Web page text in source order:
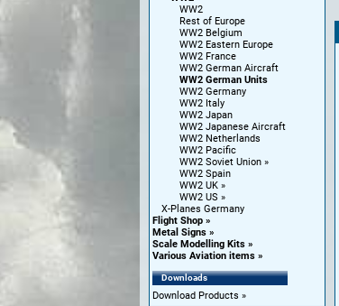
WW2
Rest of Europe
WW2 Belgium
WW2 Eastern Europe
WW2 France
WW2 German Aircraft
WW2 German Units
WW2 Germany
WW2 Italy
WW2 Japan
WW2 Japanese Aircraft
WW2 Netherlands
WW2 Pacific
WW2 Soviet Union
WW2 Spain
WW2 UK
WW2 US
X-Planes Germany
Flight Shop
Metal Signs
Scale Modelling Kits
Various Aviation items
Downloads
Download Products